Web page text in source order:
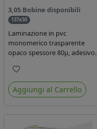
3,05 Bobine disponibili
137x50
Laminazione in pvc
monomerico trasparente
opaco spessore 80µ, adesivo
specifico per ink uv, liner in
carta kraft da 90gr. Durata 3
anni, dotata di filtro uv, idonea
Preferiti
Aggiungi al Carrello